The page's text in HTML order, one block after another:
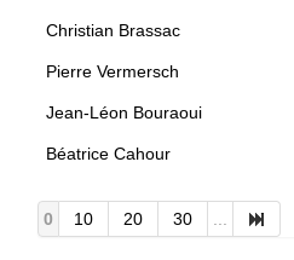
Christian Brassac
Pierre Vermersch
Jean-Léon Bouraoui
Béatrice Cahour
0 10 20 30